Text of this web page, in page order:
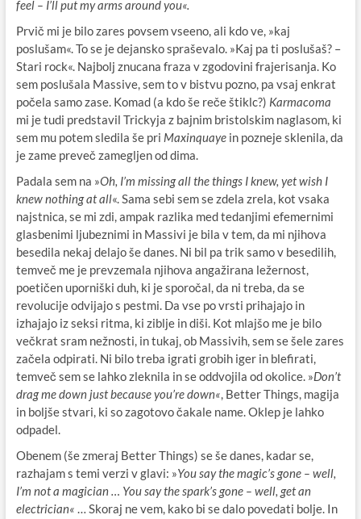
feel – I’ll put my arms around you«.
Prvič mi je bilo zares povsem vseeno, ali kdo ve, »kaj
poslušam«. To se je dejansko spraševalo. »Kaj pa ti poslušaš? –
Stari rock«. Najbolj znucana fraza v zgodovini frajerisanja. Ko
sem poslušala Massive, sem to v bistvu pozno, pa vsaj enkrat
počela samo zase. Komad (a kdo še reče štiklc?) Karmacoma
mi je tudi predstavil Trickyja z bajnim bristolskim naglasom, ki
sem mu potem sledila še pri Maxinquayein pozneje sklenila, da
je zame preveč zamegljen od dima.
Padala sem na »Oh, I’m missing all the things I knew, yet wish I
knew nothing at all«. Sama sebi sem se zdela zrela, kot vsaka
najstnica, se mi zdi, ampak razlika med tedanjimi efemernimi
glasbenimi ljubeznimi in Massivi je bila v tem, da mi njihova
besedila nekaj delajo še danes. Ni bil pa trik samo v besedilih,
temveč me je prevzemala njihova angažirana ležernost,
poetičen uporniški duh, ki je sporočal, da ni treba, da se
revolucije odvijajo s pestmi. Da vse po vrsti prihajajo in
izhajajo iz seksi ritma, ki ziblje in diši. Kot mlajšo me je bilo
večkrat sram nežnosti, in tukaj, ob Massivih, sem se šele zares
začela odpirati. Ni bilo treba igrati grobih iger in blefirati,
temveč sem se lahko zleknila in se oddvojila od okolice. »Don’t
drag me down just because you’re down« , Better Things, magija
in boljše stvari, ki so zagotovo čakale name. Oklep je lahko
odpadel.
Obenem (še zmeraj Better Things) se še danes, kadar se,
razhajam s temi verzi v glavi: »You say the magic’s gone – well,
I’m not a magician … You say the spark’s gone – well, get an
electrician« … Skoraj ne vem, kako bi se dalo povedati bolje. In